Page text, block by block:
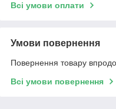
Всі умови оплати
Умови повернення
Повернення товару
Всі умови повернення